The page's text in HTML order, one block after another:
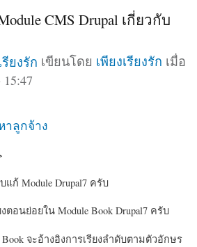
CMS Drupal เกี่ยวกับ
เขียนโดย เพียงเรียงรัก เมื่อ
าลูกจ้าง
ก้ Module Drupal7 ครับ
อนย่อยใน Module Book Drupal7 ครับ
จะอ้างอิงการเรียงลำดับตามตัวอักษร